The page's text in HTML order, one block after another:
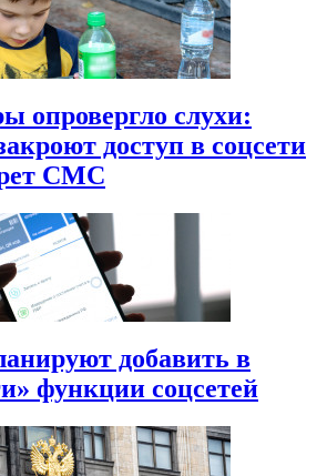
опровергло слухи:
доступ в соцсети
СМС
добавить в
функции соцсетей